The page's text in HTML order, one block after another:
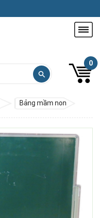
0
Bảng mầm non